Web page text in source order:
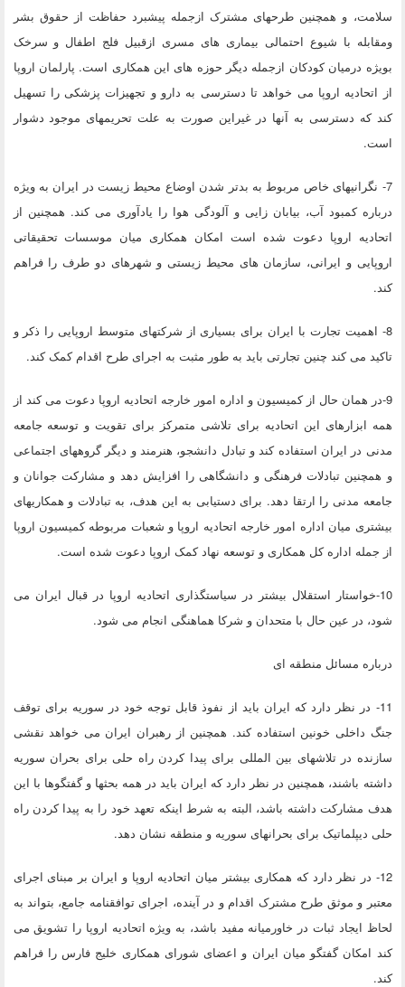
سلامت، و همچنین طرحهای مشترک ازجمله پیشبرد حفاظت از حقوق بشر
ومقابله با شیوع احتمالی بیماری های مسری ازقبیل فلج اطفال و سرخک
بویژه درمیان کودکان ازجمله دیگر حوزه های این همکاری است. پارلمان اروپا
از اتحادیه اروپا می خواهد تا دسترسی به دارو و تجهیزات پزشکی را تسهیل
کند که دسترسی به آنها در غیراین صورت به علت تحریمهای موجود دشوار
است.
7- نگرانیهای خاص مربوط به بدتر شدن اوضاع محیط زیست در ایران به ویژه
درباره کمبود آب، بیابان زایی و آلودگی هوا را یادآوری می کند. همچنین از
اتحادیه اروپا دعوت شده است امکان همکاری میان موسسات تحقیقاتی
اروپایی و ایرانی، سازمان های محیط زیستی و شهرهای دو طرف را فراهم
کند.
8- اهمیت تجارت با ایران برای بسیاری از شرکتهای متوسط اروپایی را ذکر و
تاکید می کند چنین تجارتی باید به طور مثبت به اجرای طرح اقدام کمک کند.
9-در همان حال از کمیسیون و اداره امور خارجه اتحادیه اروپا دعوت می کند از
همه ابزارهای این اتحادیه برای تلاشی متمرکز برای تقویت و توسعه جامعه
مدنی در ایران استفاده کند و تبادل دانشجو، هنرمند و دیگر گروههای اجتماعی
و همچنین تبادلات فرهنگی و دانشگاهی را افزایش دهد و مشارکت جوانان و
جامعه مدنی را ارتقا دهد. برای دستیابی به این هدف، به تبادلات و همکاریهای
بیشتری میان اداره امور خارجه اتحادیه اروپا و شعبات مربوطه کمیسیون اروپا
از جمله اداره کل همکاری و توسعه نهاد کمک اروپا دعوت شده است.
10-خواستار استقلال بیشتر در سیاستگذاری اتحادیه اروپا در قبال ایران می
شود، در عین حال با متحدان و شرکا هماهنگی انجام می شود.
درباره مسائل منطقه ای
11- در نظر دارد که ایران باید از نفوذ قابل توجه خود در سوریه برای توقف
جنگ داخلی خونین استفاده کند. همچنین از رهبران ایران می خواهد نقشی
سازنده در تلاشهای بین المللی برای پیدا کردن راه حلی برای بحران سوریه
داشته باشند، همچنین در نظر دارد که ایران باید در همه بحثها و گفتگوها با این
هدف مشارکت داشته باشد، البته به شرط اینکه تعهد خود را به پیدا کردن راه
حلی دیپلماتیک برای بحرانهای سوریه و منطقه نشان دهد.
12- در نظر دارد که همکاری بیشتر میان اتحادیه اروپا و ایران بر مبنای اجرای
معتبر و موثق طرح مشترک اقدام و در آینده، اجرای توافقنامه جامع، بتواند به
لحاظ ایجاد ثبات در خاورمیانه مفید باشد، به ویژه اتحادیه اروپا را تشویق می
کند امکان گفتگو میان ایران و اعضای شورای همکاری خلیج فارس را فراهم
کند.